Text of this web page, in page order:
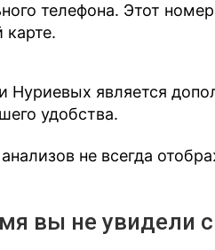
телефона. Этот
Нуриевых является
удобства.
не всегда
вы не увидели